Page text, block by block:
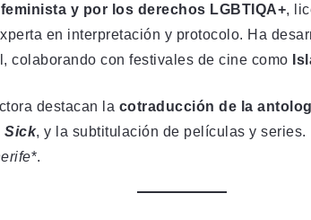
y por los derechos LGBTIQA+,
en interpretación y protocolo. Ha
colaborando con festivales de cine como
destacan la cotraducción de la
Sick, y la subtitulación de películas y series.
*.